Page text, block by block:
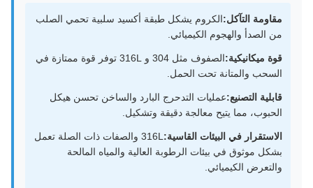
مقاومة التآكل:الكروم يشكل طبقة أكسيد سلبية تحمي الصلب
من الصدأ والهجوم الكيميائي.
قوة ميكانيكية:
الصفوف مثل 304 و 316L توفر قوة ممتازة في
السحب والمتانة تحت الحمل.
قابلية التصنيع:عمليات التدحرج البارد والساخن تحسن هيكل
الحبوب، مما يتيح معالجة دقيقة وتشكيل.
الاستقرار في البيئات القاسية:
316L والصفات ذات الصلة تعمل
بشكل موثوق في بيئات الرطوبة العالية والمياه المالحة
والتعرض الكيميائي.